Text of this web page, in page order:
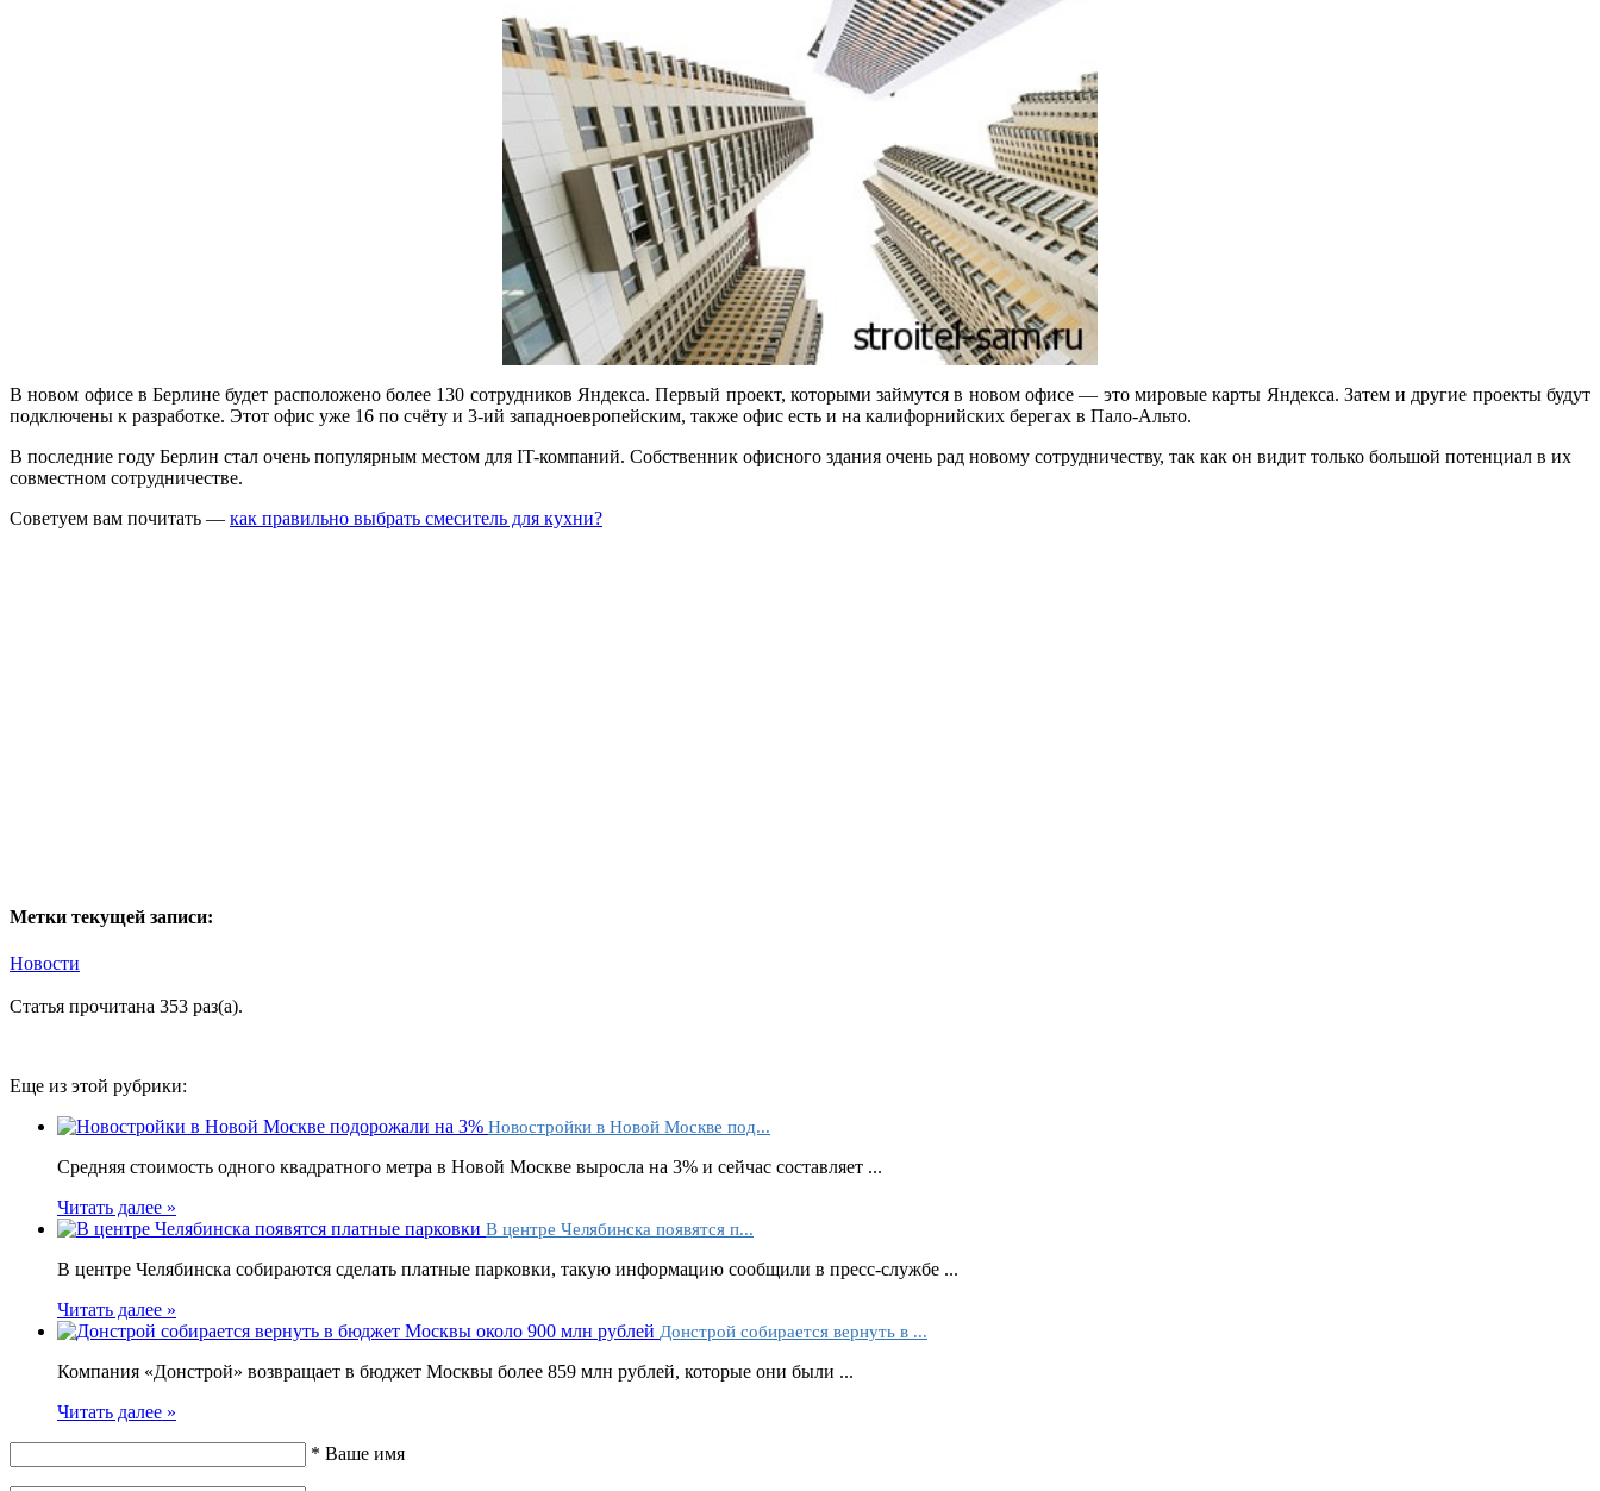
В новом офисе в Берлине будет расположено более 130 сотрудников Яндекса. Первый проект, которыми займутся в новом офисе — это мировые карты Яндекса. Затем и другие проекты будут
подключены к разработке. Этот офис уже 16 по счёту и 3-ий западноевропейским, также офис есть и на калифорнийских берегах в Пало-Альто.
В последние году Берлин стал очень популярным местом для IT-компаний. Собственник офисного здания очень рад новому сотрудничеству, так как он видит только большой потенциал в их
совместном сотрудничестве.
Советуем вам почитать — как правильно выбрать смеситель для кухни?
Метки текущей записи:
Новости
Статья прочитана 353 раз(a).
Еще из этой рубрики:
Новостройки в Новой Москве под...
Средняя стоимость одного квадратного метра в Новой Москве выросла на 3% и сейчас составляет ...
Читать далее »
В центре Челябинска появятся п...
В центре Челябинска собираются сделать платные парковки, такую информацию сообщили в пресс-службе ...
Читать далее »
Донстрой собирается вернуть в ...
Компания «Донстрой» возвращает в бюджет Москвы более 859 млн рублей, которые они были ...
Читать далее »
* Ваше имя